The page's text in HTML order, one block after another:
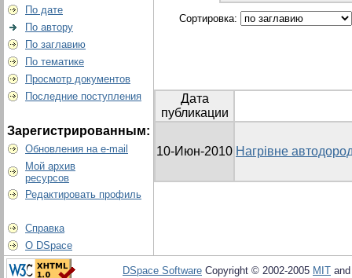
По дате
По автору
По заглавию
По тематике
Просмотр документов
Последние поступления
Зарегистрированным:
Обновления на e-mail
Мой архив
ресурсов
Редактировать профиль
Справка
О DSpace
Сортировка:
Дата
публикации
10-Июн-2010 Нагрівне
DSpace Software Copyright © 2002-2005 MIT